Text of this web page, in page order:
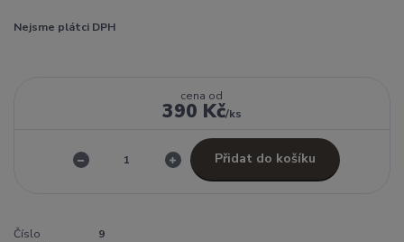
Nejsme plátci DPH
cena od
390 Kč/ks
Přidat do košíku
Číslo
9